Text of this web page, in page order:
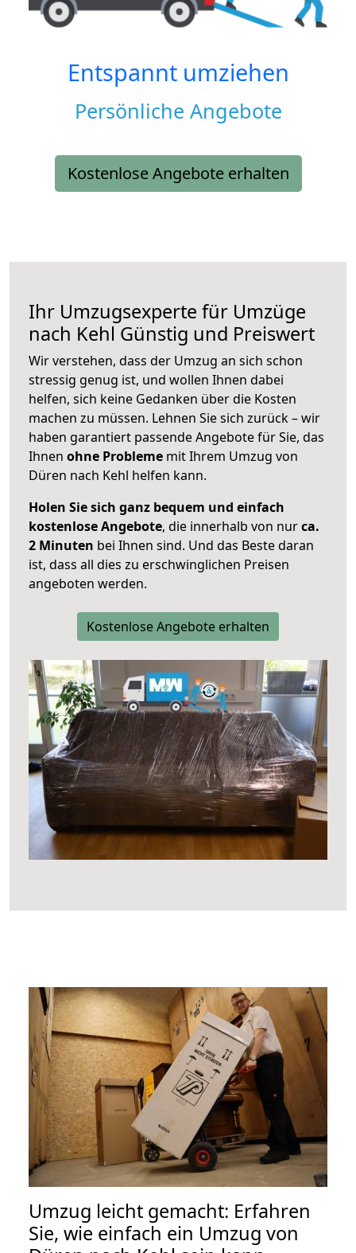
Entspannt umziehen
Persönliche Angebote
Kostenlose Angebote erhalten
Ihr Umzugsexperte für Umzüge
nach Kehl Günstig und Preiswert
Wir verstehen, dass der Umzug an sich schon
stressig genug ist, und wollen Ihnen dabei
helfen, sich keine Gedanken über die Kosten
machen zu müssen. Lehnen Sie sich zurück – wir
haben garantiert passende Angebote für Sie, das
Ihnen ohne Probleme mit Ihrem Umzug von
Düren nach Kehl helfen kann.
Holen Sie sich ganz bequem und einfach
kostenlose Angebote, die innerhalb von nurca.
2 Minuten bei Ihnen sind. Und das Beste daran
ist, dass all dies zu erschwinglichen Preisen
angeboten werden.
Kostenlose Angebote erhalten
Umzug leicht gemacht: Erfahren
Sie, wie einfach ein Umzug von